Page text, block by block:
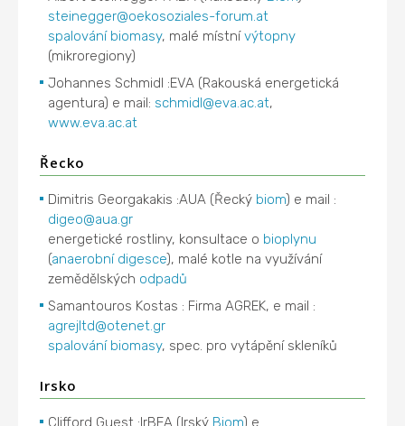
steinegger@oekosoziales-forum.at
spalování biomasy, malé místnívýtopny
(mikroregiony)
Johannes Schmidl :EVA (Rakouská energetická
agentura) e mail: schmidl@eva.ac.at,
www.eva.ac.at
Řecko
Dimitris Georgakakis :AUA (Řecký biom) e mail :
digeo@aua.gr
energetické rostliny, konsultace o bioplynu
(anaerobní digesce), malé kotle na využívání
zemědělských odpadů
Samantouros Kostas : Firma AGREK, e mail :
agrejltd@otenet.gr
spalování biomasy, spec. pro vytápění skleníků
Irsko
Clifford Guest :IrBEA (Irský Biom) e